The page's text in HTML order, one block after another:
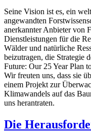
Seine Vision ist es, ein
angewandten
anerkannter Anbieter von
Dienstleistungen für die
Wälder und natürliche
beizutragen, die Strategie
Future: Our 25 Year Plan
Wir freuten uns, dass sie
einem Projekt zur
Klimawandels auf das
uns herantraten.
Die